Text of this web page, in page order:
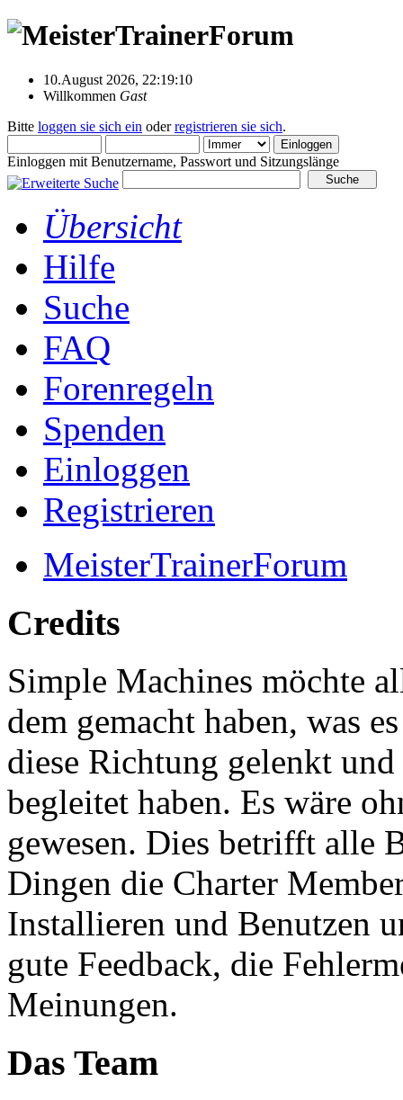
10.August 2026, 22:19:10
Willkommen Gast
Bitte loggen sie sich ein oderregistrieren sie sich.
Einloggen mit Benutzername, Passwort und Sitzungslänge
Übersicht
Hilfe
Suche
FAQ
Forenregeln
Spenden
Einloggen
Registrieren
MeisterTrainerForum
Credits
Simple Machines möchte
dem gemacht haben, was
diese Richtung gelenkt
begleitet haben. Es wäre
gewesen. Dies betrifft alle
Dingen die Charter
Installieren und Benutzen
gute Feedback, die
Meinungen.
Das Team